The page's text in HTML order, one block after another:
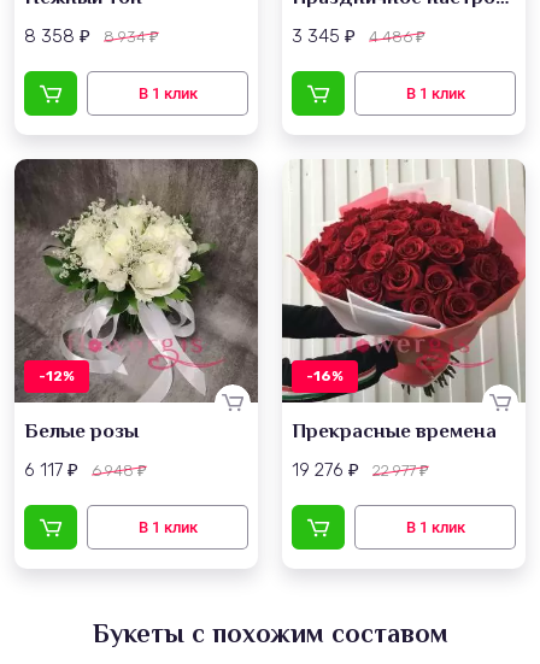
8 358 ₽ 8 934₽ 3 345 ₽ 4 486₽
-12%
Белые розы
6 117 ₽ 6 948₽
-16%
Прекрасные времена
19 276 ₽ 22 977₽
Букеты с похожим составом